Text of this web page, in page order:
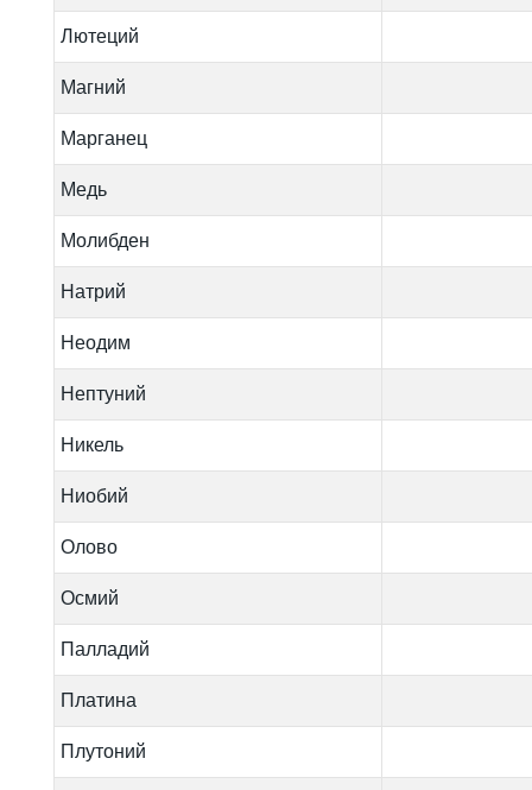
Лютеций
Магний
Марганец
Медь
Молибден
Натрий
Неодим
Нептуний
Никель
Ниобий
Олово
Осмий
Палладий
Платина
Плутоний